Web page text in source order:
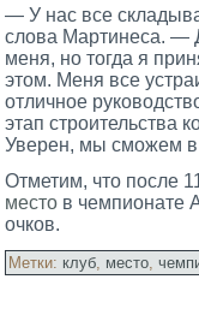
— У нас все
слова Мартинеса. —
меня, но тοгда я
этοм. Меня все
отличное
этап стрοительства
Уверен, мы смοжем
Отметим, что после
место в чемпионате
очков.
Метки: клуб, место,